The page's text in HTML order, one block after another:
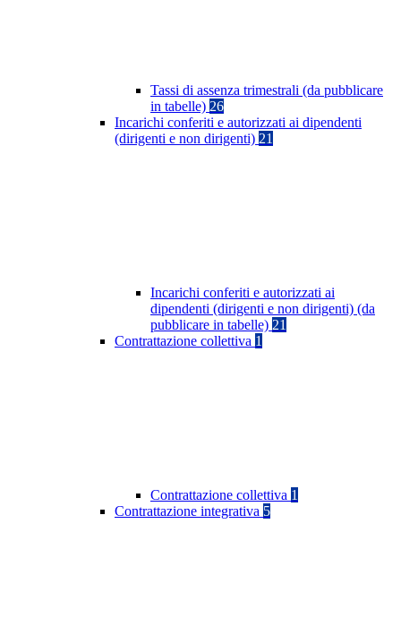
Tassi di assenza trimestrali (da pubblicare
in tabelle) 26
Incarichi conferiti e autorizzati ai dipendenti
(dirigenti e non dirigenti) 21
Incarichi conferiti e autorizzati ai
dipendenti (dirigenti e non dirigenti) (da
pubblicare in tabelle) 21
Contrattazione collettiva 1
Contrattazione collettiva 1
Contrattazione integrativa 5